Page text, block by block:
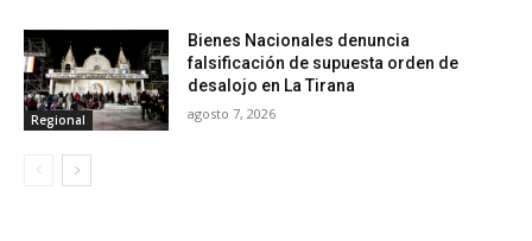
Regional
Bienes Nacionales denuncia
falsificación de supuesta orden de
desalojo en La Tirana
agosto 7, 2026